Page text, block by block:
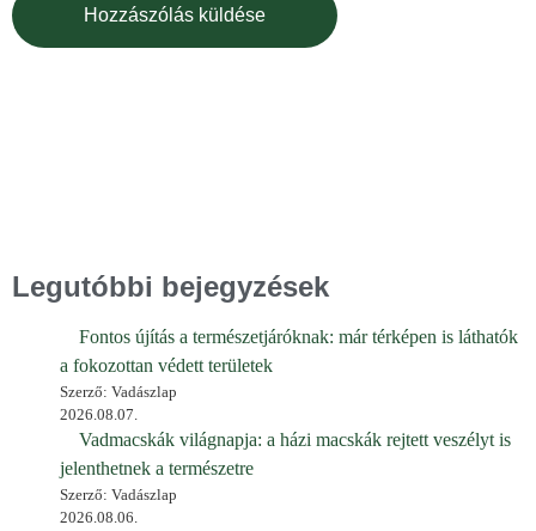
Legutóbbi bejegyzések
Fontos újítás a természetjáróknak: már térképen is láthatók
a fokozottan védett területek
Szerző: Vadászlap
2026.08.07.
Vadmacskák világnapja: a házi macskák rejtett veszélyt is
jelenthetnek a természetre
Szerző: Vadászlap
2026.08.06.